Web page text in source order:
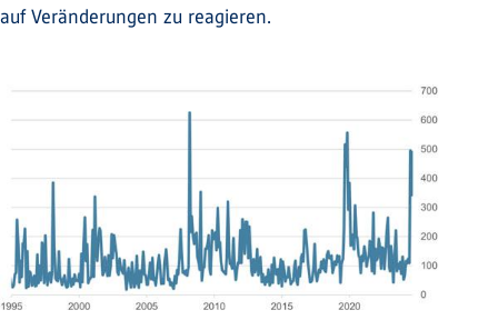
auf Veränderungen zu reagieren.